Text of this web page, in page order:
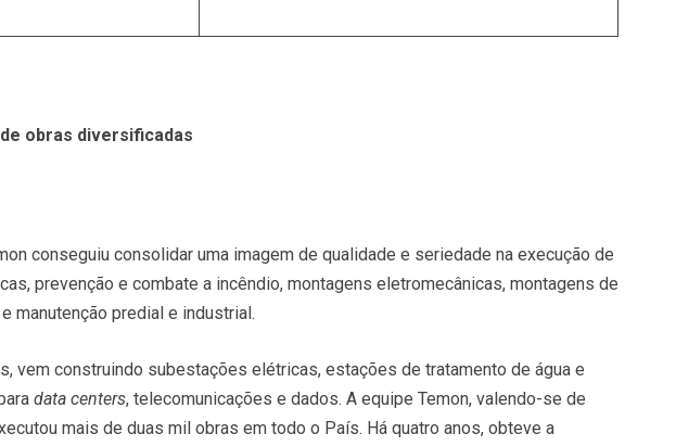
obras diversificadas
conseguiu consolidar uma imagem de qualidade e seriedade na execução de
prevenção e combate a incêndio, montagens eletromecânicas, montagens de
manutenção predial e industrial.
vem construindo subestações elétricas, estações de tratamento de água e
data centers, telecomunicações e dados. A equipe Temon, valendo-se de
mais de duas mil obras em todo o País. Há quatro anos, obteve a